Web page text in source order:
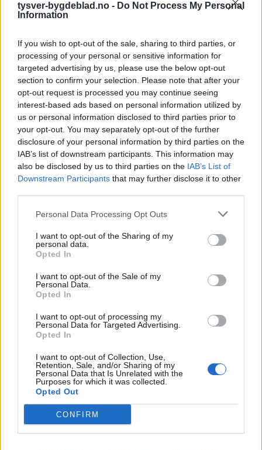
tysver-bygdeblad.no - Do Not Process My Personal
Information
If you wish to opt-out of the sale, sharing to third parties, or
processing of your personal or sensitive information for
targeted advertising by us, please use the below opt-out
section to confirm your selection. Please note that after your
opt-out request is processed you may continue seeing
interest-based ads based on personal information utilized by
us or personal information disclosed to third parties prior to
your opt-out. You may separately opt-out of the further
disclosure of your personal information by third parties on the
IAB’s list of downstream participants. This information may
also be disclosed by us to third parties on the IAB’s List of
Downstream Participants that may further disclose it to other
Personal Data Processing Opt Outs
I want to opt-out of the Sharing of my
personal data.
Opted In
I want to opt-out of the Sale of my
Personal Data.
Opted In
I want to opt-out of processing my
Personal Data for Targeted Advertising.
Opted In
I want to opt-out of Collection, Use,
Retention, Sale, and/or Sharing of my
Personal Data that Is Unrelated with the
Purposes for which it was collected.
Opted Out
CONFIRM